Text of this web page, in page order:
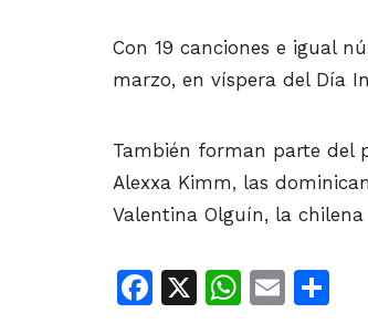
Con 19 canciones e igual
marzo, en víspera del Día
También forman parte del
Alexxa Kimm, las
Valentina Olguín, la
Facebook
X Email